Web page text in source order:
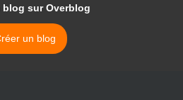
blog sur Overblog
un blog